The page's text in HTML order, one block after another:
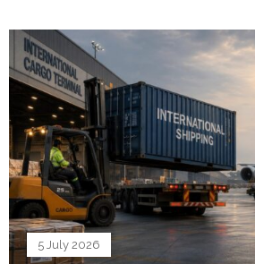
5 July 2026